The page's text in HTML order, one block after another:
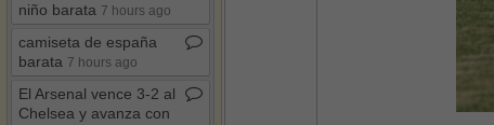
niño barata 7 hours ago
camiseta de españa
barata 7 hours ago
El Arsenal vence 3​-​2 al
Chelsea y avanza con